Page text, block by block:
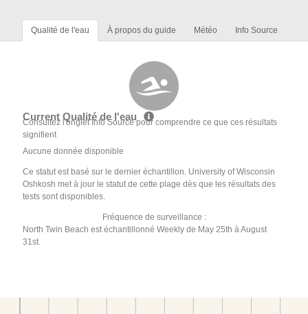
Qualité de l'eau À propos du guide Météo Info Source
Current Qualité de l'eau
Consultez l'onglet Info Source pour comprendre ce que ces résultats
signifient
Aucune donnée disponible
Ce statut est basé sur le dernier échantillon. University of Wisconsin
Oshkosh met à jour le statut de cette plage dès que les résultats des
tests sont disponibles.
Fréquence de surveillance :
North Twin Beach est échantillonné Weekly de May 25th à August
31st.